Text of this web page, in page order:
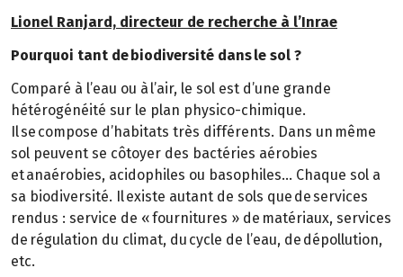
Lionel Ranjard, directeur de recherche à l’Inrae
Pourquoi tant de biodiversité dans le sol ?
Comparé à l’eau ou à l’air, le sol est d’une grande
hétérogénéité sur le plan physico-chimique.
Il se compose d’habitats très différents. Dans un même
sol peuvent se côtoyer des bactéries aérobies
et anaérobies, acidophiles ou basophiles… Chaque sol a
sa biodiversité. Il existe autant de sols que de services
rendus : service de « fournitures » de matériaux, services
de régulation du climat, du cycle de l’eau, de dépollution,
etc.